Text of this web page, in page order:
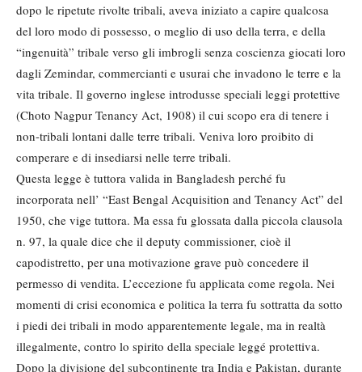
dopo le ripetute rivolte tribali, ave­va iniziato a capire qualcosa
del loro modo di possesso, o meglio di uso del­la terra, e della
“ingenuità” tribale verso gli imbrogli senza coscienza gio­cati loro
dagli Zemindar, commercian­ti e usurai che invadono le terre e la
vi­ta tribale. Il governo inglese introdus­se speciali leggi protettive
(Choto Nagpur Tenancy Act, 1908) il cui scopo era di tenere i
non-tribali lontani dalle terre tribali. Veniva loro proibito di
comperare e di insediarsi nelle terre tribali.
Questa legge è tuttora valida in Ban­gladesh perché fu
incorporata nell’ “East Bengal Acquisition and Tenan­cy Act” del
1950, che vige tuttora. Ma essa fu glossata dalla piccola clausola
n. 97, la quale dice che il deputy commissioner, cioè il
capodistretto, per una motivazione grave può concedere il
permesso di vendita. L’eccezione fu applicata come regola. Nei
momenti di crisi economica e politica la terra fu sottratta da sotto
i piedi dei tribali in modo apparentemente legale, ma in realtà
illegalmente, contro lo spirito della speciale leggé protettiva.
Dopo la divisione del subcontinente tra India e Pakistan, durante